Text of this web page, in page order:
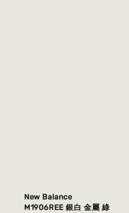
New Balance
M1906REE 銀白 金屬 綠